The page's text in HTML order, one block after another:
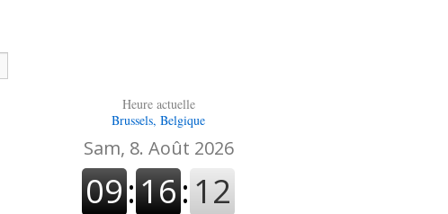
Heure actuelle
Brussels, Belgique